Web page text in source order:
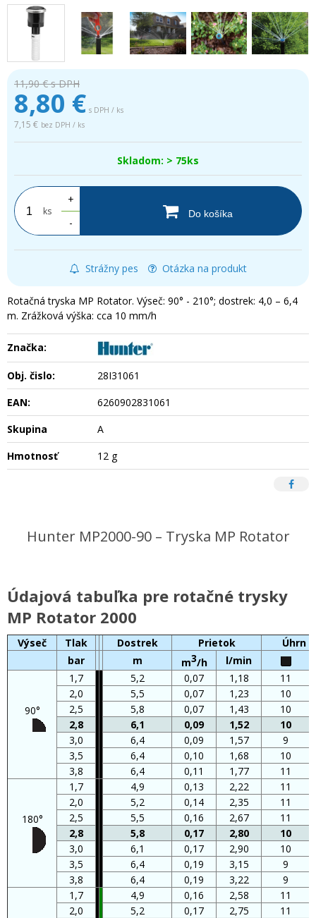
11,90 €s DPH
8,80 € s DPH / ks
7,15 € bez DPH / ks
Skladom: > 75ks
ks
+
-
Do košíka
Strážny pes Otázka na produkt
Rotačná tryska MP Rotator. Výseč: 90° - 210°; dostrek: 4,0 – 6,4
m. Zrážková výška: cca 10 mm/h
Značka:
Obj. čislo:
28I31061
EAN:
6260902831061
Skupina
A
Hmotnosť
12 g
Hunter MP2000-90 – Tryska MP Rotator
Údajová tabuľka pre rotačné trysky
MP Rotator 2000
Výseč Tlak Dostrek Prietok
Úhrn
bar
m m3/h l/min
90°
1,7 5,2 0,07 1,18
11
2,0
5,5 0,07 1,23
10
2,5
5,8 0,07 1,43
10
2,8
6,1 0,09 1,52
10
3,0
6,4 0,09 1,57
9
3,5
6,4 0,10 1,68
10
3,8
6,4 0,11 1,77 11
180°
1,7 4,9 0,13 2,22
11
2,0
5,2 0,14 2,35
11
2,5
5,5 0,16 2,67
11
2,8
5,8 0,17 2,80
10
3,0
6,1 0,17 2,90
10
3,5
6,4 0,19 3,15
9
3,8
6,4 0,19 3,22 9
1,7 4,9 0,16 2,58
11
2,0
5,2 0,17 2,75
11